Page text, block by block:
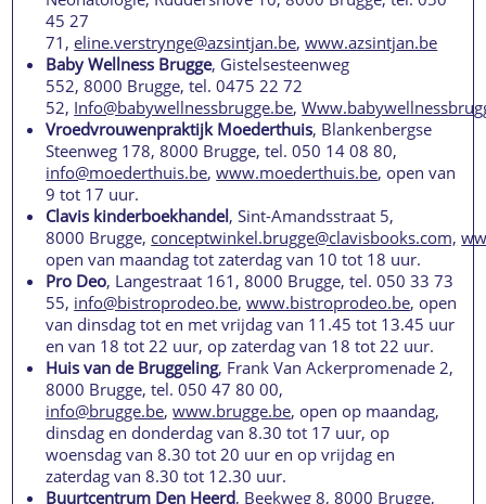
45 27
71,eline.verstrynge@azsintjan.be,www.azsintjan.be
Baby Wellness Brugge, Gistelsesteenweg
552, 8000 Brugge, tel. 0475 22 72
52, Info@babywellnessbrugge.be,
Vroedvrouwenpraktijk Moederthuis, Blankenbergse
Steenweg 178, 8000 Brugge, tel. 050 14 08 80,
info@moederthuis.be,www.moederthuis.be, open van
9 tot 17 uur.
Clavis kinderboekhandel, Sint-Amandsstraat 5,
8000 Brugge, conceptwinkel.brugge@clavisbooks.com,
open van maandag tot zaterdag van 10 tot 18 uur.
Pro Deo, Langestraat 161, 8000 Brugge, tel. 050 33 73
55, info@bistroprodeo.be,www.bistroprodeo.be, open
van dinsdag tot en met vrijdag van 11.45 tot 13.45 uur
en van 18 tot 22 uur, op zaterdag van 18 tot 22 uur.
Huis van de Bruggeling, Frank Van Ackerpromenade 2,
8000 Brugge, tel. 050 47 80 00,
info@brugge.be,www.brugge.be, open op maandag,
dinsdag en donderdag van 8.30 tot 17 uur, op
woensdag van 8.30 tot 20 uur en op vrijdag en
zaterdag van 8.30 tot 12.30 uur.
Buurtcentrum Den Heerd, Beekweg 8, 8000 Brugge,